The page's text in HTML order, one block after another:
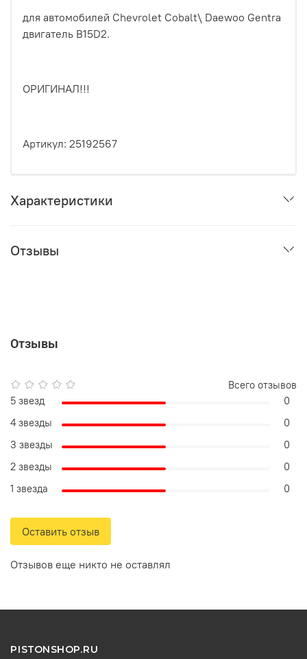
для автомобилей Chevrolet Cobalt\ Daewoo Gentra
двигатель B15D2.
ОРИГИНАЛ!!!
Артикул: 25192567
Характеристики
Отзывы
Отзывы
Отзывов еще никто не оставлял
Всего отзывов
5 звезд
0
4 звезды
0
3 звезды
0
2 звезды
0
1 звезда
0
Оставить отзыв
PISTONSHOP.RU